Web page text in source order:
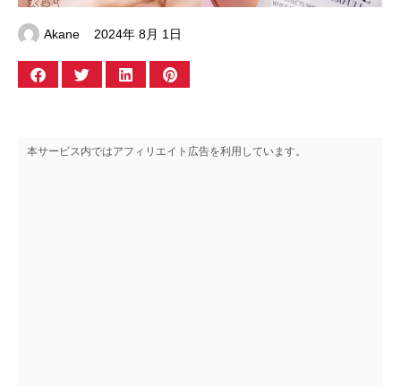
Akane 2024年 8月 1日
本サービス内ではアフィリエイト広告を利用しています。